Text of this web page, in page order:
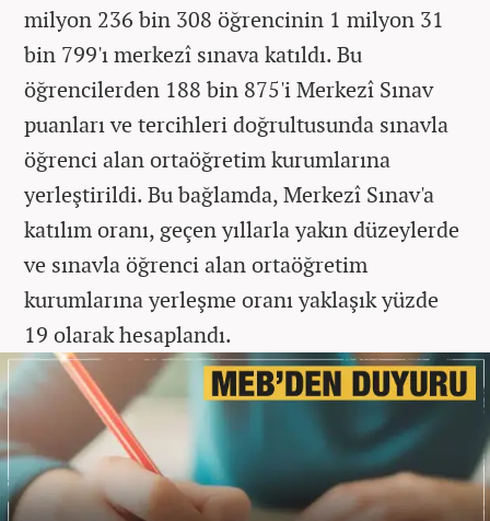
milyon 236 bin 308 öğrencinin 1 milyon 31
bin 799'ı merkezî sınava katıldı. Bu
öğrencilerden 188 bin 875'i Merkezî Sınav
puanları ve tercihleri doğrultusunda sınavla
öğrenci alan ortaöğretim kurumlarına
yerleştirildi. Bu bağlamda, Merkezî Sınav'a
katılım oranı, geçen yıllarla yakın düzeylerde
ve sınavla öğrenci alan ortaöğretim
kurumlarına yerleşme oranı yaklaşık yüzde
19 olarak hesaplandı.